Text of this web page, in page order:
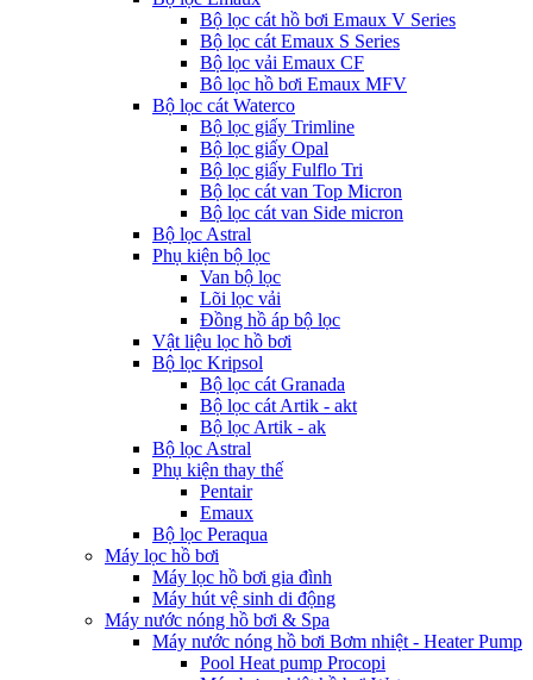
Bộ lọc cát hồ bơi Emaux V Series
Bộ lọc cát Emaux S Series
Bộ lọc vải Emaux CF
Bô lọc hồ bơi Emaux MFV
Bộ lọc cát Waterco
Bộ lọc giấy Trimline
Bộ lọc giấy Opal
Bộ lọc giấy Fulflo Tri
Bộ lọc cát van Top Micron
Bộ lọc cát van Side micron
Bộ lọc Astral
Phụ kiện bộ lọc
Van bộ lọc
Lõi lọc vải
Đồng hồ áp bộ lọc
Vật liệu lọc hồ bơi
Bộ lọc Kripsol
Bộ lọc cát Granada
Bộ lọc cát Artik - akt
Bộ lọc Artik - ak
Bộ lọc Astral
Phụ kiện thay thế
Pentair
Emaux
Bộ lọc Peraqua
Máy lọc hồ bơi
Máy lọc hồ bơi gia đình
Máy hút vệ sinh di động
Máy nước nóng hồ bơi & Spa
Máy nước nóng hồ bơi Bơm nhiệt - Heater Pump
Pool Heat pump Procopi